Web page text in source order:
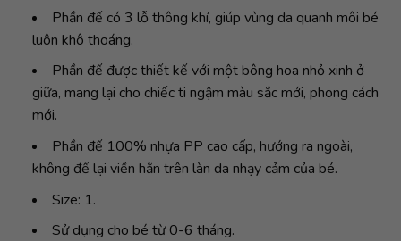
Phần đế có 3 lỗ thông khí, giúp vùng da quanh môi bé
luôn khô thoáng.
Phần đế được thiết kế với một bông hoa nhỏ xinh ở
giữa, mang lại cho chiếc ti ngậm màu sắc mới, phong cách
mới.
Phần đế 100% nhựa PP cao cấp, hướng ra ngoài,
không để lại viền hằn trên làn da nhạy cảm của bé.
Size: 1.
Sử dụng cho bé từ 0-6 tháng.